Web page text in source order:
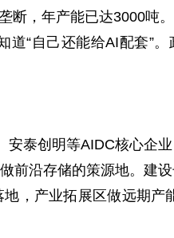
断，年产能已达3000吨。
自己还能给AI配套”。
创明等AIDC核心企业
前沿存储的策源地。建
，产业拓展区做远期